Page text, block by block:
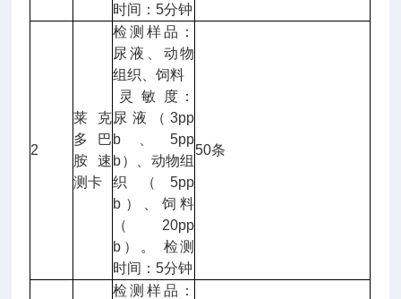
时间：5分钟
2
莱克
多巴
胺速
测卡
检测样品：
尿液、动物
组织、饲料
50条
灵 敏 度：
尿液（3pp
b、5pp
b）、动物组
织（5pp
b）、饲料
（20pp
b）。 检测
时间：5分钟
检测样品：